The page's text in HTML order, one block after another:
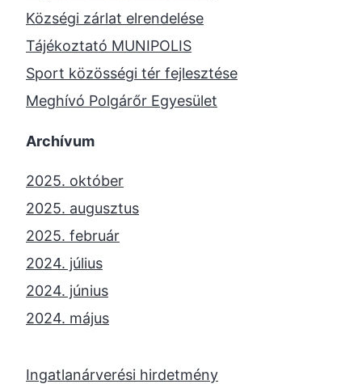
Községi zárlat elrendelése
Tájékoztató MUNIPOLIS
Sport közösségi tér fejlesztése
Meghívó Polgárőr Egyesület
Archívum
2025. október
2025. augusztus
2025. február
2024. július
2024. június
2024. május
2023. november
Ingatlanárverési hirdetmény